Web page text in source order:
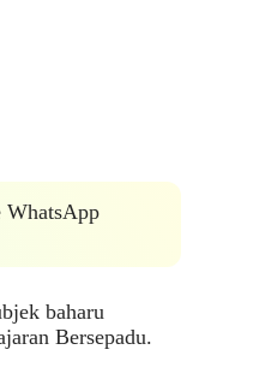
WhatsApp
baharu
Bersepadu.